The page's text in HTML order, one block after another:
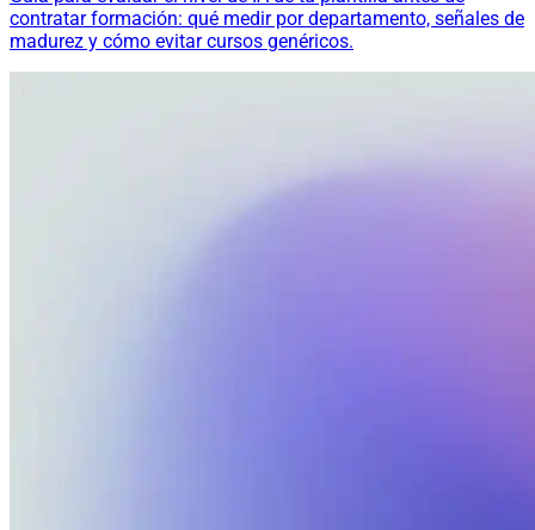
contratar formación: qué medir por departamento, señales de
madurez y cómo evitar cursos genéricos.